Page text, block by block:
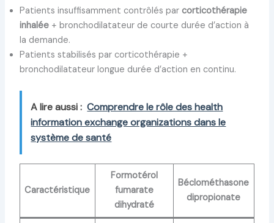
Patients insuffisamment contrôlés par corticothérapie
inhalée+ bronchodilatateur de courte durée d’action à
la demande.
Patients stabilisés par corticothérapie +
bronchodilatateur longue durée d’action en continu.
A lire aussi : Comprendre le rôle des health
information exchange organizations dans le
système de santé
Caractéristique
Formotérol
fumarate
dihydraté
Béclométhasone
dipropionate